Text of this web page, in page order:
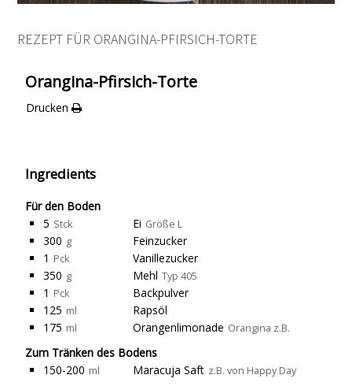
REZEPT FÜR ORANGINA-PFIRSICH-TORTE
Orangina-Pfirsich-Torte
Drucken
Ingredients
Für den Boden
5 Stck Ei Größe L
300 g
Feinzucker
1 Pck
Vanillezucker
350 g Mehl Typ 405
1 Pck
Backpulver
125 ml
Rapsöl
175 ml Orangenlimonade Orangina z.B.
Zum Tränken des Bodens
150-200 ml Maracuja Saft z.B. von Happy Day